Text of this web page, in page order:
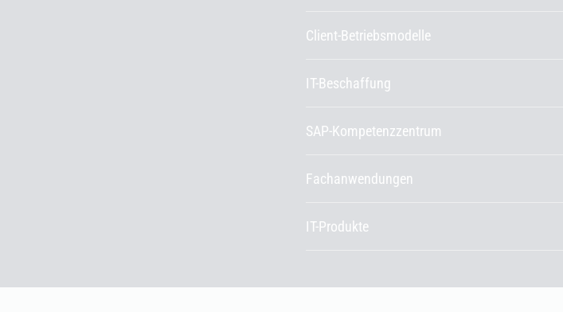
Client-Betriebsmodelle
IT-Beschaffung
SAP-Kompetenzzentrum
Fachanwendungen
IT-Produkte